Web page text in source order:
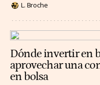
L. Broche
Dónde invertir en
aprovechar una
en bolsa